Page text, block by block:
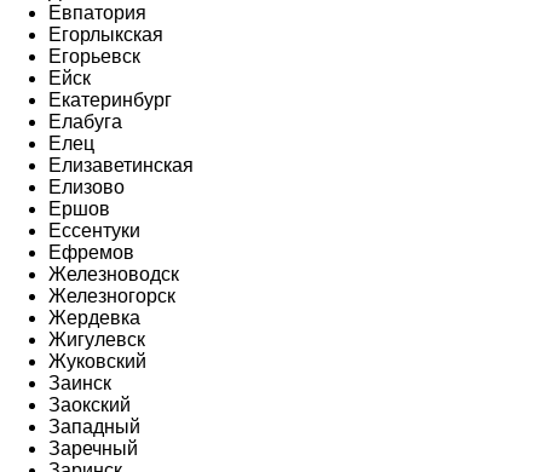
Евпатория
Егорлыкская
Егорьевск
Ейск
Екатеринбург
Елабуга
Елец
Елизаветинская
Елизово
Ершов
Ессентуки
Ефремов
Железноводск
Железногорск
Жердевка
Жигулевск
Жуковский
Заинск
Заокский
Западный
Заречный